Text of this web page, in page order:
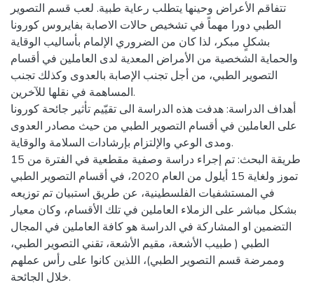
تتفاقم الأعراض وحينها يتطلب رعاية طبية. لعب قسم التصوير
الطبي دورا مهماً في تشخيص حالات الاصابة بفايروس كورونا
بشكلٍ مبكر، لذا كان من الضروري الإلمام بأساليب الوقاية
والحماية الشخصية من الأمراض المعدية لدى العاملين في أقسام
التصوير الطبي، من أجل تجنب الإصابة بالعدوى وكذلك تجنب
المساهمة في نقلها للآخرين.
أهداف الدراسة: هدفت هذه الدراسة الى تقيّيم تأثير جائحة كورونا
على العاملين في أقسام التصوير الطبي من حيث مصادر العدوى
ومدى الوعي والإلتزام بإرشادات السلامة والوقاية.
طريقة البحث: تم إجراء دراسة وصفية مقطعية في الفترة من 15
تموز ولغاية 15 أيلول من العام 2020، في أقسام التصوير الطبي
في المستشفيات الفلسطينية، عن طريق استبيان تم توزيعه
بشكل مباشر على الزملاء العاملين في تلك الأقسام، وكان معيار
التضمين او المشاركة في الدراسة هو كافة العاملين في المجال
الطبي ( طبيب الأشعة، مقيم الأشعة، تقني التصوير الطبي،
وممرضة قسم التصوير الطبي)، اللذين كانوا على رأس عملهم
خلال الجائحة.